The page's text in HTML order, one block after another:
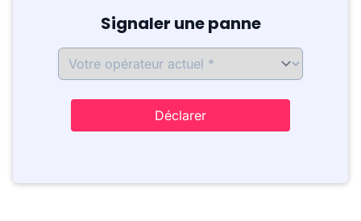
Signaler une panne
Déclarer